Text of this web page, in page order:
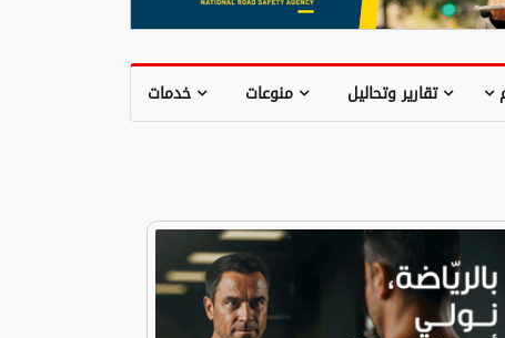
تقارير وتحاليل منوعات خدمات